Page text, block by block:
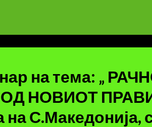
на тема: „
НОВИОТ
С.Македонија,